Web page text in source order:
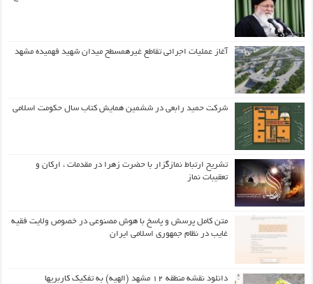
آغاز عملیات اجرائی تقاطع غیرهمسطح میدان شهید فهمیده مشهد
شرکت حمید رابعی در ششمین همایش کتاب سال حکومت اسلامی
تشریح ارتباط نمازگزار با حضرت زهرا در مقدمات ، ارکان و
تعقیبات نماز
متن کامل پرسش و پاسخ با هوش مصنوعی در خصوص ولایت فقیه
غایب در نظام جمهوری اسلامی ایران
دانلود نقشه منطقه ۱۲ مشهد (الهیه) به تفکیک کاربریها